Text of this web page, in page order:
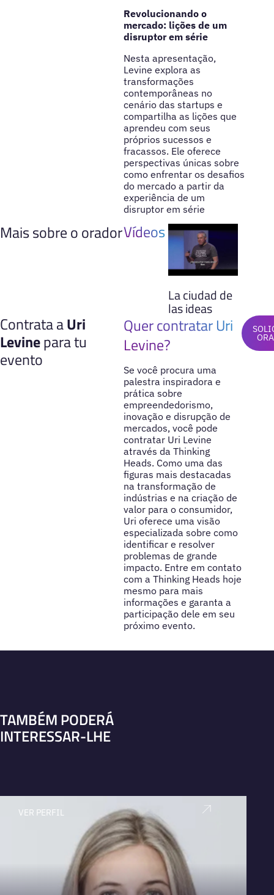
Revolucionando o
mercado: lições de um
disruptor em série
Nesta apresentação,
Levine explora as
transformações
contemporâneas no
cenário das startups e
compartilha as lições que
aprendeu com seus
próprios sucessos e
fracassos. Ele oferece
perspectivas únicas sobre
como enfrentar os desafios
do mercado a partir da
experiência de um
disruptor em série
Mais sobre o oradorVídeos
La ciudad de
las ideas
Contrata aUri
Levinepara tu
evento
Quer contratar Uri
Levine?
Se você procura uma
palestra inspiradora e
prática sobre
empreendedorismo,
inovação e disrupção de
mercados, você pode
contratar Uri Levine
através da Thinking
Heads. Como uma das
figuras mais destacadas
na transformação de
indústrias e na criação de
valor para o consumidor,
Uri oferece uma visão
especializada sobre como
identificar e resolver
problemas de grande
impacto. Entre em contato
com a Thinking Heads hoje
mesmo para mais
informações e garanta a
participação dele em seu
próximo evento.
TAMBÉM PODERÁ
INTERESSAR-LHE
VER PERFIL